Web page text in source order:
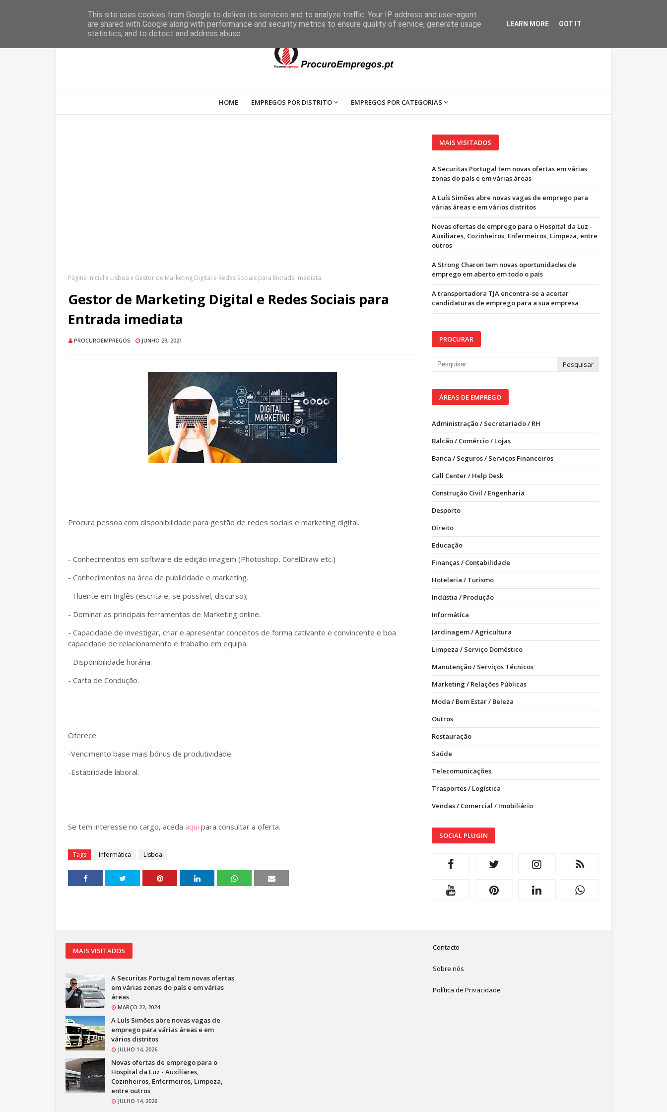
HOME EMPREGOS POR DISTRITO EMPREGOS POR CATEGORIAS
Página inicial Lisboa Gestor de Marketing Digital e Redes Sociais para Entrada imediata
Gestor de Marketing Digital e Redes Sociais para
Entrada imediata
PROCUROEMPREGOS JUNHO 29, 2021
Procura pessoa com disponibilidade para gestão de redes sociais e marketing digital.
- Conhecimentos em software de edição imagem (Photoshop, CorelDraw etc.)
- Conhecimentos na área de publicidade e marketing.
- Fluente em Inglês (escrita e, se possível, discurso);
- Dominar as principais ferramentas de Marketing online.
- Capacidade de investigar, criar e apresentar conceitos de forma cativante e convincente e boa
capacidade de relacionamento e trabalho em equipa.
- Disponibilidade horária.
- Carta de Condução.
Oferece
-Vencimento base mais bónus de produtividade.
-Estabilidade laboral.
Se tem interesse no cargo, aceda aqui para consultar a oferta.
Tags Informática Lisboa
MAIS VISITADOS
A Securitas Portugal tem novas ofertas em várias
zonas do país e em várias áreas
A Luís Simões abre novas vagas de emprego para
várias áreas e em vários distritos
Novas ofertas de emprego para o Hospital da Luz -
Auxiliares, Cozinheiros, Enfermeiros, Limpeza, entre
outros
A Strong Charon tem novas oportunidades de
emprego em aberto em todo o país
A transportadora TJA encontra-se a aceitar
candidaturas de emprego para a sua empresa
PROCURAR
ÁREAS DE EMPREGO
Administração / Secretariado / RH
Balcão / Comércio / Lojas
Banca / Seguros / Serviços Financeiros
Call Center / Help Desk
Construção Civil / Engenharia
Desporto
Direito
Educação
Finanças / Contabilidade
Hotelaria / Turismo
Indústia / Produção
Informática
Jardinagem / Agricultura
Limpeza / Serviço Doméstico
Manutenção / Serviços Técnicos
Marketing / Relações Públicas
Moda / Bem Estar / Beleza
Outros
Restauração
Saúde
Telecomunicações
Trasportes / Logística
Vendas / Comercial / Imobiliário
SOCIAL PLUGIN
MAIS VISITADOS
A Securitas Portugal tem novas ofertas
em várias zonas do país e em várias
áreas
MARÇO 22, 2024
A Luís Simões abre novas vagas de
emprego para várias áreas e em
vários distritos
JULHO 14, 2026
Novas ofertas de emprego para o
Hospital da Luz - Auxiliares,
Cozinheiros, Enfermeiros, Limpeza,
entre outros
JULHO 14, 2026
Contacto
Sobre nós
Política de Privacidade
This site uses cookies from Google to deliver its services and to analyze traffic. Your IP address and user-agent
are shared with Google along with performance and security metrics to ensure quality of service, generate usage
statistics, and to detect and address abuse.
LEARN MORE GOT IT